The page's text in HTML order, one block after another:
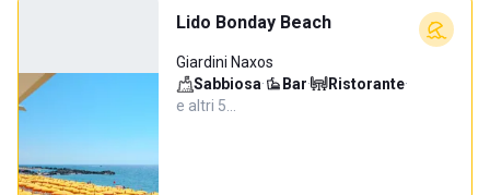
Lido Bonday Beach
Giardini Naxos
Sabbiosa· Bar· Ristorante·
e altri 5…